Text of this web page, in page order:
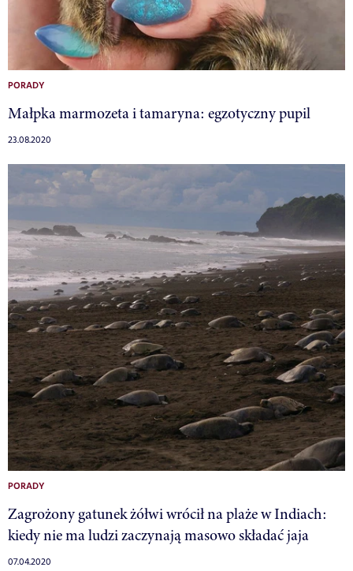
PORADY
Małpka marmozeta i tamaryna: egzotyczny pupil
23.08.2020
PORADY
Zagrożony gatunek żółwi wrócił na plaże w Indiach:
kiedy nie ma ludzi zaczynają masowo składać jaja
07.04.2020